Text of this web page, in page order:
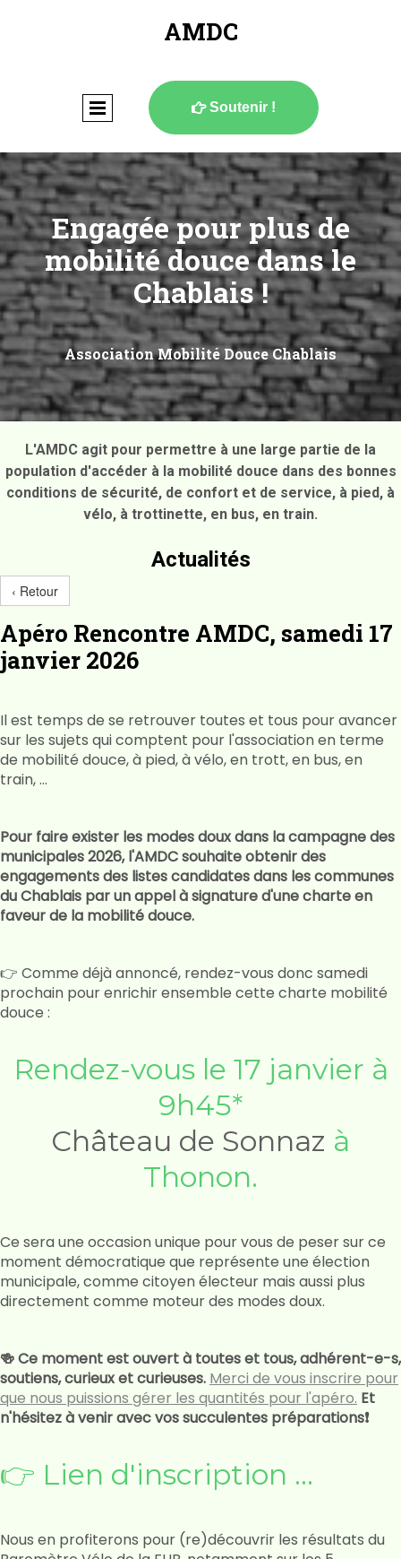
AMDC
Soutenir !
Engagée pour plus de
mobilité douce dans le
Chablais !
Association Mobilité Douce Chablais
L'AMDC agit pour permettre à une large partie de la
population d'accéder à la mobilité douce dans des bonnes
conditions de sécurité, de confort et de service, à pied, à
vélo, à trottinette, en bus, en train.
Actualités
‹ Retour
Apéro Rencontre AMDC, samedi 17
janvier 2026
Il est temps de se retrouver toutes et tous pour avancer
sur les sujets qui comptent pour l'association en terme
de mobilité douce, à pied, à vélo, en trott, en bus, en
train, ...
Pour faire exister les modes doux dans la campagne des
municipales 2026, l'AMDC souhaite obtenir des
engagements des listes candidates dans les communes
du Chablais par un appel à signature d'une charte en
faveur de la mobilité douce.
👉 Comme déjà annoncé, rendez-vous donc samedi
prochain pour enrichir ensemble cette charte mobilité
douce :
Rendez-vous le 17 janvier à
9h45*
Château de Sonnaz à
Thonon.
Ce sera une occasion unique pour vous de peser sur ce
moment démocratique que représente une élection
municipale, comme citoyen électeur mais aussi plus
directement comme moteur des modes doux.
🍻 Ce moment est ouvert à toutes et tous, adhérent-e-s,
soutiens, curieux et curieuses. Merci de vous inscrire pour
que nous puissions gérer les quantités pour l'apéro. Et
n'hésitez à venir avec vos succulentes préparations❗
👉 Lien d'inscription ...
Nous en profiterons pour (re)découvrir les résultats du